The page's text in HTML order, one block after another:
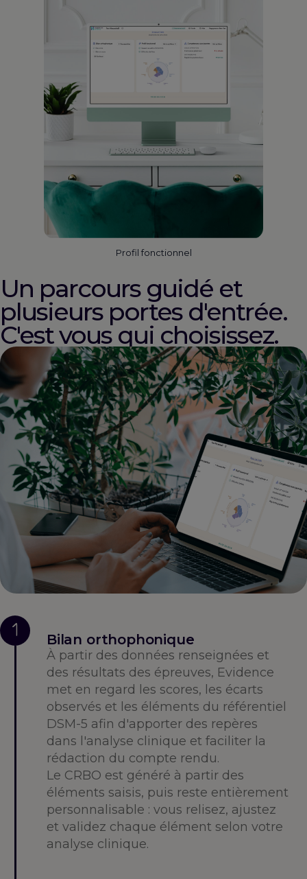
Profil fonctionnel
Un parcours guidé et
plusieurs portes d'entrée.
C'est vous qui choisissez.
1 Bilan orthophonique
À partir des données renseignées et
des résultats des épreuves, Evidence
met en regard les scores, les écarts
observés et les éléments du référentiel
DSM-5 afin d'apporter des repères
dans l'analyse clinique et faciliter la
rédaction du compte rendu.
Le CRBO est généré à partir des
éléments saisis, puis reste entièrement
personnalisable : vous relisez, ajustez
et validez chaque élément selon votre
analyse clinique.